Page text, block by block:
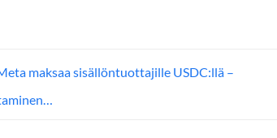
maksaa sisällöntuottajille USDC:llä –